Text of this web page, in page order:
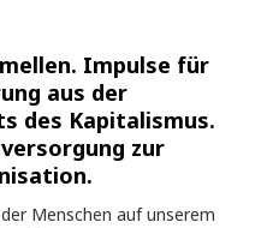
Impulse für
aus der
des Kapitalismus.
zur
Menschen auf unserem